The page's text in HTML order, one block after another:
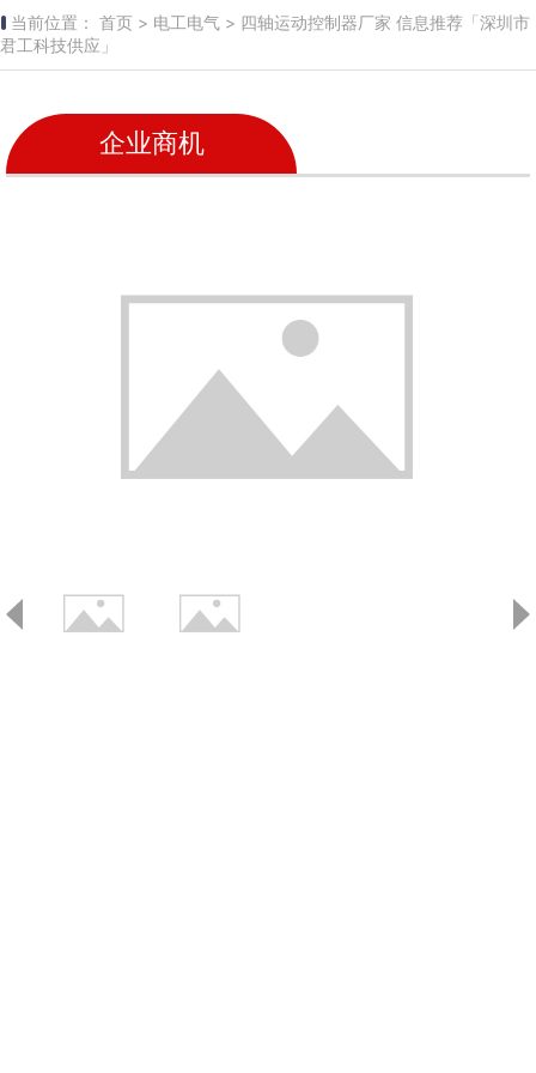
当前位置： 首页 > 电工电气 > 四轴运动控制器厂家 信息推荐「深圳市
君工科技供应」
企业商机